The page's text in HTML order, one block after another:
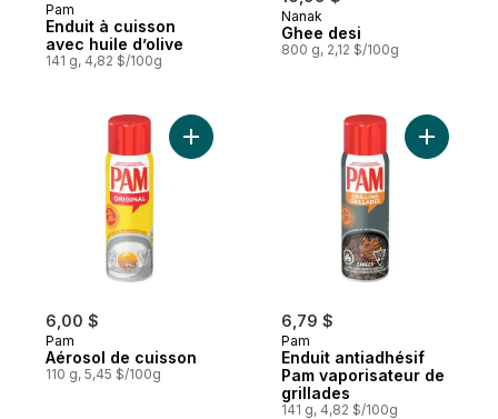
Pam
Enduit à cuisson
avec huile d’olive
141 g, 4,82 $/100g
Préparé au Canada
Nanak
Ghee desi
800 g, 2,12 $/100g
6,00 $
Pam
Aérosol de cuisson
110 g, 5,45 $/100g
Ajouter Aérosol de cuisson au panier
6,79 $
Pam
Enduit antiadhésif
Pam vaporisateur de
grillades
141 g, 4,82 $/100g